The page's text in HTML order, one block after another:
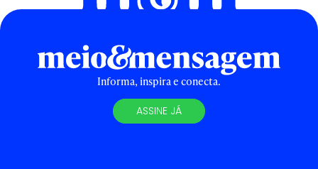
Informa, inspira e conecta.
ASSINE JÁ